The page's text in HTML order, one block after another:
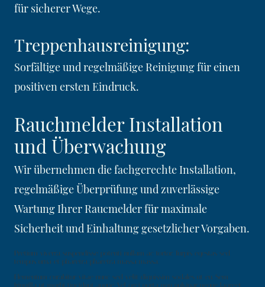
für sicherer Wege.
Treppenhausreinigung:
Sorfältige und regelmäßige Reinigung für einen
positiven ersten Eindruck.
Rauchmelder Installation
und Überwachung
Wir übernehmen die fachgerechte Installation,
regelmäßige Überprüfung und zuverlässige
Wartung Ihrer Raucmelder für maximale
Sicherheit und Einhaltung gesetzlicher Vorgaben.
Pretium viverra suspendisse potenti nullam ac tortor. Turpis egestas sed
tempus urna et pharetra pharetra massa massa.
Elementum curabitur vitae nunc sed velit dignissim sodales ut eu. Sem